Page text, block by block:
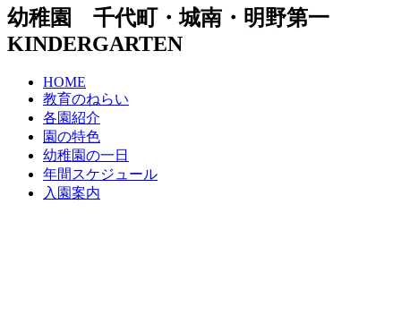
幼稚園 千代町・城南・明野第一
KINDERGARTEN
HOME
教育のねらい
各園紹介
園の特色
幼稚園の一日
年間スケジュール
入園案内